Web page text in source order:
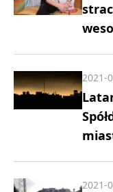
2021-
2021-